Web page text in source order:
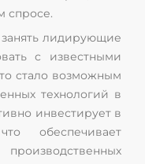
спросе.
лидирующие
с известными
стало возможным
технологий в
инвестирует в
обеспечивает